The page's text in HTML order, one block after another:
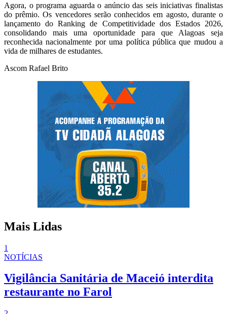
Agora, o programa aguarda o anúncio das seis iniciativas finalistas
do prêmio. Os vencedores serão conhecidos em agosto, durante o
lançamento do Ranking de Competitividade dos Estados 2026,
consolidando mais uma oportunidade para que Alagoas seja
reconhecida nacionalmente por uma política pública que mudou a
vida de milhares de estudantes.
Ascom Rafael Brito
Mais Lidas
1
NOTÍCIAS
Vigilância Sanitária de Maceió interdita
restaurante no Farol